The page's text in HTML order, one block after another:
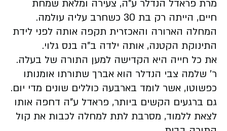
מרת פראדל הנדלר ע"ה, צעירה ומלאת שמחת
חיים, הייתה רק בת 30 כשחרב עליה עולמה.
המחלה הארורה והאכזרית תקפה אותה לפני לידת
התינוקת הקטנה, אותה ילדה ב"ה בנס גלוי.
את כל חייה היא הקדישה למען התורה של בעלה.
ר' שלמה צבי הנדלר הוא אברך שתורתו אומנותו
כפשוטו, אשר לומד בארבעה כוללים שונים מדי יום.
גם ברגעים הקשים ביותר, פראדל ע"ה דחפה אותו
לצאת ללמוד, מסרבת לתת למחלה לכבות את קול